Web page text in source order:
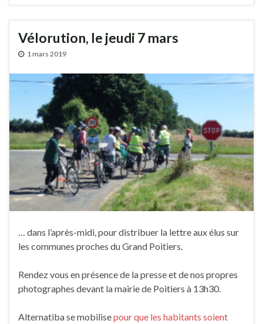
Vélorution, le jeudi 7 mars
1 mars 2019
… dans l’après-midi, pour distribuer la lettre aux élus sur
les communes proches du Grand Poitiers.
Rendez vous en présence de la presse et de nos propres
photographes devant la mairie de Poitiers à 13h30.
Alternatiba se mobilisepour que les habitants soient